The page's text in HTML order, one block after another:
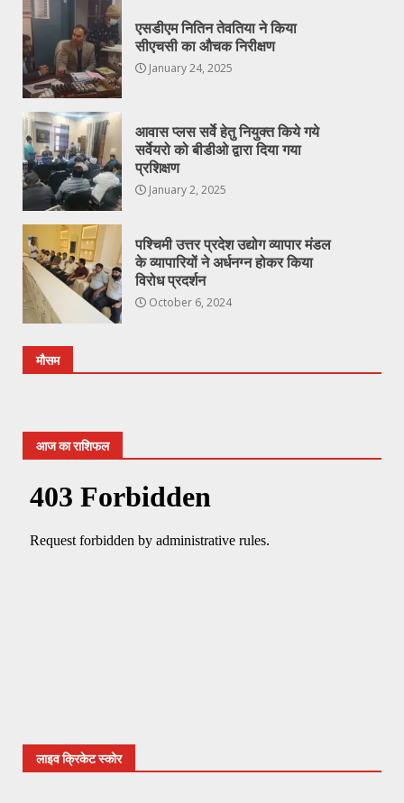
एसडीएम नितिन तेवतिया ने किया
सीएचसी का औचक निरीक्षण
January 24, 2025
आवास प्लस सर्वे हेतु नियुक्त किये गये
सर्वेयरो को बीडीओ द्वारा दिया गया
प्रशिक्षण
January 2, 2025
पश्चिमी उत्तर प्रदेश उद्योग व्यापार मंडल
के व्यापारियों ने अर्धनग्न होकर किया
विरोध प्रदर्शन
October 6, 2024
मौसम
आज का राशिफल
लाइव क्रिकेट स्कोर